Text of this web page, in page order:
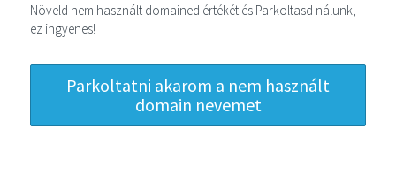
Növeld nem használt domained értékét és Parkoltasd nálunk,
ez ingyenes!
Parkoltatni akarom a nem használt
domain nevemet